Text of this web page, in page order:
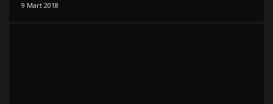
9 Mart 2018